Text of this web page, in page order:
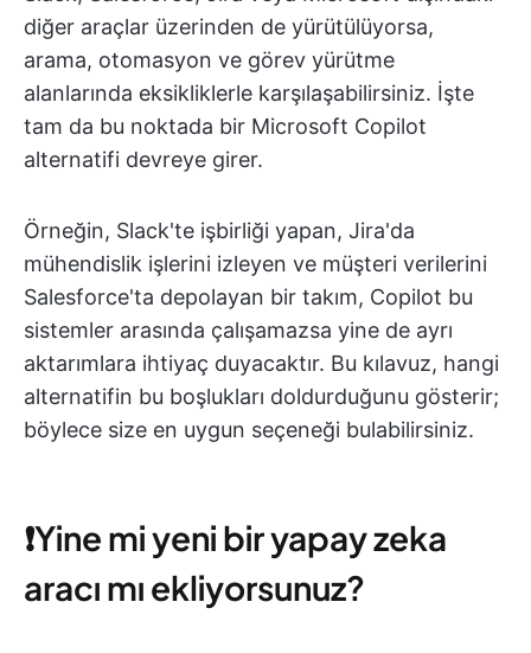
diğer araçlar üzerinden de yürütülüyorsa,
arama, otomasyon ve görev yürütme
alanlarında eksikliklerle karşılaşabilirsiniz. İşte
tam da bu noktada bir Microsoft Copilot
alternatifi devreye girer.
Örneğin, Slack'te işbirliği yapan, Jira'da
mühendislik işlerini izleyen ve müşteri verilerini
Salesforce'ta depolayan bir takım, Copilot bu
sistemler arasında çalışamazsa yine de ayrı
aktarımlara ihtiyaç duyacaktır. Bu kılavuz, hangi
alternatifin bu boşlukları doldurduğunu gösterir;
böylece size en uygun seçeneği bulabilirsiniz.
❗️Yine mi yeni bir yapay zeka
aracı mı ekliyorsunuz?